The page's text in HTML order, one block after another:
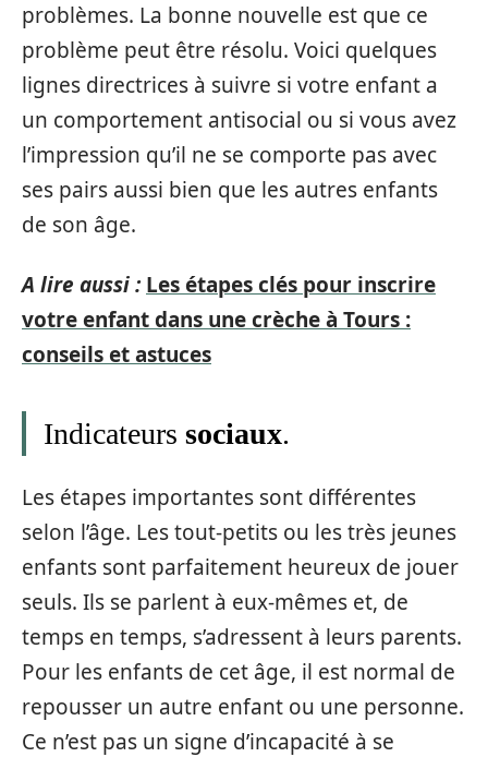
problèmes. La bonne nouvelle est que ce
problème peut être résolu. Voici quelques
lignes directrices à suivre si votre enfant a
un comportement antisocial ou si vous avez
l’impression qu’il ne se comporte pas avec
ses pairs aussi bien que les autres enfants
de son âge.
A lire aussi : Les étapes clés pour inscrire
votre enfant dans une crèche à Tours :
conseils et astuces
Indicateurs sociaux.
Les étapes importantes sont différentes
selon l’âge. Les tout-petits ou les très jeunes
enfants sont parfaitement heureux de jouer
seuls. Ils se parlent à eux-mêmes et, de
temps en temps, s’adressent à leurs parents.
Pour les enfants de cet âge, il est normal de
repousser un autre enfant ou une personne.
Ce n’est pas un signe d’incapacité à se